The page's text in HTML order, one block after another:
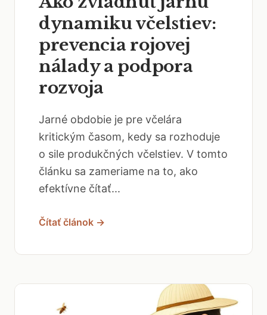
dynamiku včelstiev:
prevencia rojovej
nálady a podpora
rozvoja
Jarné obdobie je pre včelára
kritickým časom, kedy sa rozhoduje
o sile produkčných včelstiev. V tomto
článku sa zameriame na to, ako
efektívne čítať...
Čítať článok →